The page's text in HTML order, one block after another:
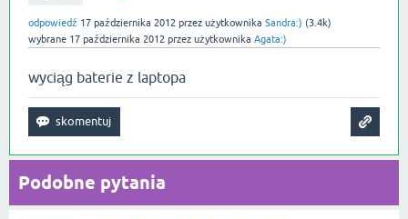
odpowiedź 17 października 2012 przez użytkownika Sandra:) (3.4k)
wybrane 17 października 2012 przez użytkownika Agata:)
wyciąg baterie z laptopa
Podobne pytania